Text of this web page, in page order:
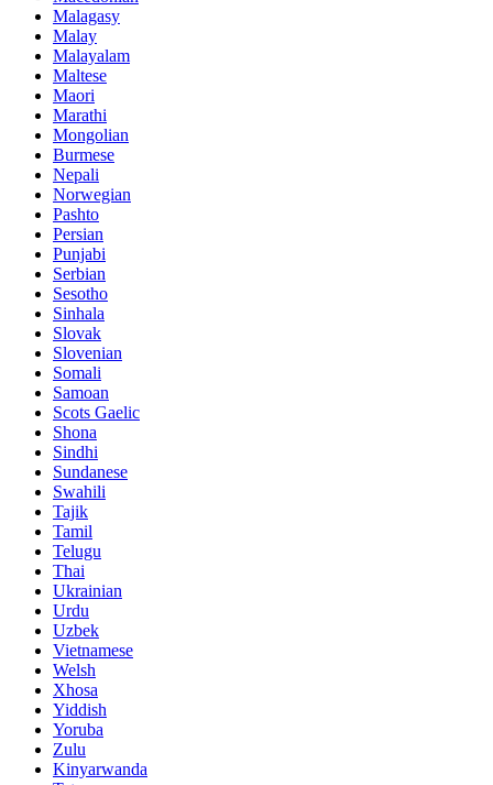
Malagasy
Malay
Malayalam
Maltese
Maori
Marathi
Mongolian
Burmese
Nepali
Norwegian
Pashto
Persian
Punjabi
Serbian
Sesotho
Sinhala
Slovak
Slovenian
Somali
Samoan
Scots Gaelic
Shona
Sindhi
Sundanese
Swahili
Tajik
Tamil
Telugu
Thai
Ukrainian
Urdu
Uzbek
Vietnamese
Welsh
Xhosa
Yiddish
Yoruba
Zulu
Kinyarwanda